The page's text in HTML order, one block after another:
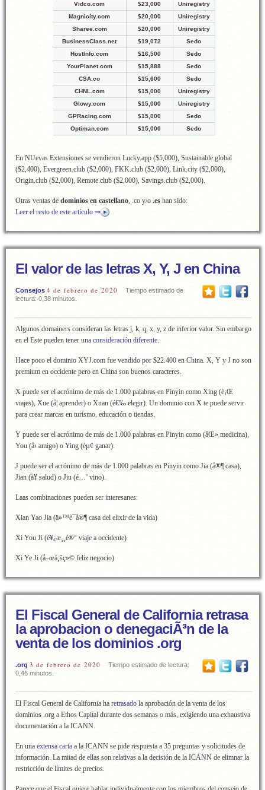
Vidco.com
$23,000
Uniregistry
Magnicity.com
$20,000
Uniregistry
Sharee.com
$20,000
Uniregistry
BusinessClass.net
$19,072
Sedo
HostInfo.com
$16,500
Sedo
YourPlanet.com
$15,888
Sedo
CSA.co
$15,600
Sedo
CHNL.com
$15,000
Uniregistry
Glowy.com
$15,000
Uniregistry
GPRacing.com
$15,000
Sedo
Optiman.com
$15,000 Sedo
En NUevas Extensiones se vendieron Lucky.app ($5,000), Sustainable.global
($2,400), Evergreen.club ($2,000), FKK.club ($2,000), Link.city ($2,000),
Origin.club ($2,000), Remote.club ($2,000), Savings.club ($2,000).
Otras ventas de dominios en castellano, .co y/o .es han sido:
Leer el resto de este artículo ⇒
El valor de las letras X, Y, J en China
Consejos 4 de febrero de 2020
Tiempo estimado de
lectura: 0,38 minutos.
Algunos domainers consideran las letras j, k, q, x, y, z de inferior valor. Sin embargo
en el Este pueden tener una consideración diferente.
Hace poco el dominio XYJ.com fue vendido por $22.400 en China. X, Y y J no son
premium en occidente pero en China son buenos caracteres.
X puede ser el acrónimo de más de 1.000 palabras en Pinyin como Xing (è¡Œ
viajes), Xue (å­¦ aprender) o Xuan (é€‰ elegir). Un dominio con X te puede servir
para crear marcas en turismo, educación o tiendas.
Y puede ser el acrónimo de más de 1.000 palabras en Pinyin como (åŒ» medicina),
You (å‹ amigo) o Ying (èµ¢ ganar).
J puede ser el acrónimo de más de 1.000 palabras en Pinyin como Jia (å®¶ casa),
Jian (å¥ salud) o Jiu (é…’ vino).
Laas combinaciones pueden ser interesanes:
Xian Yao Jia (ä»™è¯å®¶ casa del elixir de la vida)
Xi You Ji (è¥¿æ¸¸è®° viaje a occidente)
Xi Ye Ji (å–œä¸šç»© feliz negocio)
El Fiscal General de California retrasa
la aprobacion o denegaciÃ³n de la
venta de los dominios .org
.org 3 de febrero de 2020
Tiempo estimado de lectura:
0,46 minutos.
El Fiscal General de California ha retrasado la aprobación de la venta de los
dominios .org a Ethos Capital durante dos semanas o más, exigiendo una exhaustiva
documentación a la ICANN.
En una extensa carta a la ICANN se pide respuesta a 35 preguntas y solicitudes de
información. La mitad de ellas son relativas a la decisión de la ICANN de elimnar la
restricción de límites de precios.